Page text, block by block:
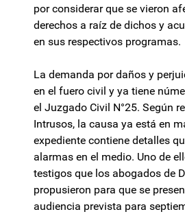
por considerar que se vieron
derechos a raíz de dichos y
en sus respectivos programas.
La demanda por daños y
en el fuero civil y ya tiene
el Juzgado Civil N°25. Según
Intrusos, la causa ya está en
expediente contiene detalles
alarmas en el medio. Uno de
testigos que los abogados de
propusieron para que se
audiencia prevista para